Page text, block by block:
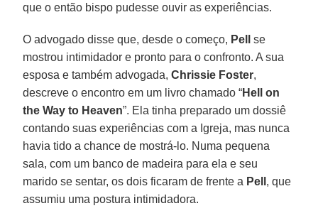
que o então bispo pudesse ouvir as experiências.
O advogado disse que, desde o começo, Pell
se
mostrou intimidador e pronto para o confronto. A sua
esposa e também advogada,Chrissie Foster,
descreve o encontro em um livro chamado “Hell on
the Way to Heaven”. Ela tinha preparado um dossiê
contando suas experiências com a Igreja, mas nunca
havia tido a chance de mostrá-lo. Numa pequena
sala, com um banco de madeira para ela e seu
marido se sentar, os dois ficaram de frente a Pell , que
assumiu uma postura intimidadora.